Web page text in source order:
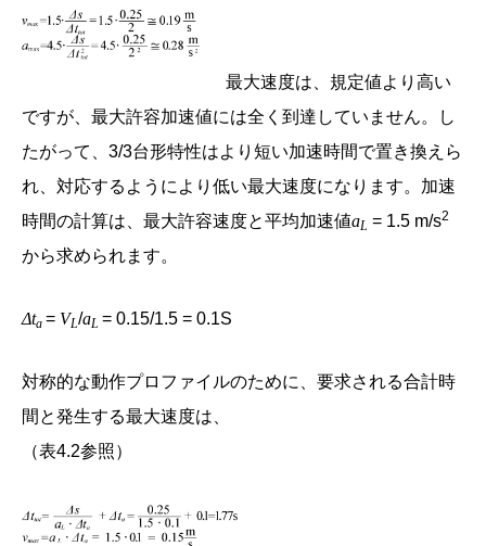
最大速度は、規定値より高い
ですが、最大許容加速値には全く到達していません。し
たがって、3/3台形特性はより短い加速時間で置き換えら
れ、対応するようにより低い最大速度になります。加速
時間の計算は、最大許容速度と平均加速値aL = 1.5 m/s2
から求められます。
Δta = VL/aL = 0.15/1.5 = 0.1S
対称的な動作プロファイルのために、要求される合計時
間と発生する最大速度は、
（表4.2参照）